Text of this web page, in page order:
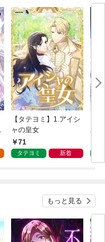
【タテヨミ】1.アイシ
ャの皇女
71
タテヨミ 新着
もっと見る